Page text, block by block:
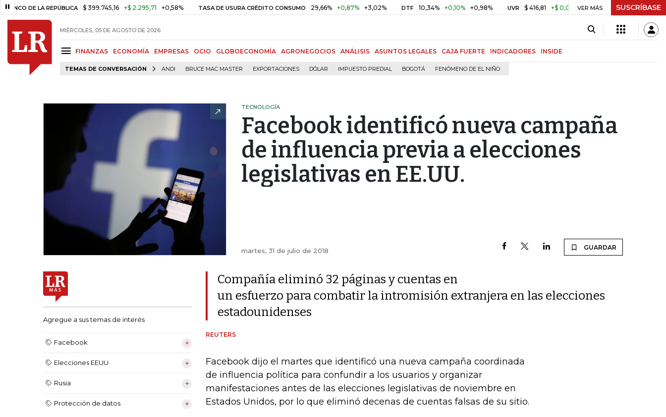
LA REPÚBLICA $ 399.745,16 +$ 2.295,71 +0,58% TASA DE USURA CRÉDITO CONSUMO 29,66% +0,87% +3,02% DTF 10,34% +0,10% +0,98% UVR $ 416,81 +$ 0,05 +0,01% BITCOIN US$ 64.968,40
VER MÁS SUSCRÍBASE
MIÉRCOLES, 05 DE AGOSTO DE 2026
FINANZAS ECONOMÍA EMPRESAS OCIO GLOBOECONOMÍA AGRONEGOCIOS ANÁLISIS ASUNTOS LEGALES CAJA FUERTE INDICADORES INSIDE
TEMAS DE CONVERSACIÓN ANDI BRUCE MAC MASTER EXPORTACIONES DÓLAR IMPUESTO PREDIAL BOGOTÁ FENÓMENO DE EL NIÑO
TECNOLOGÍA
Facebook identificó nueva campaña
de influencia previa a elecciones
legislativas en EE.UU.
martes, 31 de julio de 2018 GUARDAR
Agregue a sus temas de interés
Facebook
Elecciones EEUU
Rusia
Protección de datos
Compañía eliminó 32 páginas y cuentas en
un esfuerzo para combatir la intromisión extranjera en las elecciones
estadounidenses
REUTERS
Facebook dijo el martes que identificó una nueva campaña coordinada
de influencia política para confundir a los usuarios y organizar
manifestaciones antes de las elecciones legislativas de noviembre en
Estados Unidos, por lo que eliminó decenas de cuentas falsas de su sitio.